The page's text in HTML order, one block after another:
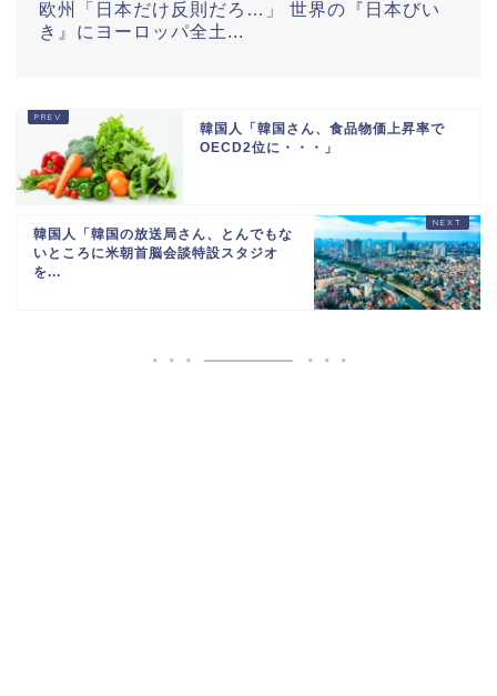
欧州「日本だけ反則だろ…」 世界の『日本びい
き』にヨーロッパ全土...
海外「日本がキラキラして見える…」 日本の街
頭インタビューに登場...
765471651721971844
韓国人「韓国さん、食品物価上昇率で
OECD2位に・・・」
韓国人「韓国の放送局さん、とんでもな
いところに米朝首脳会談特設スタジオ
を...